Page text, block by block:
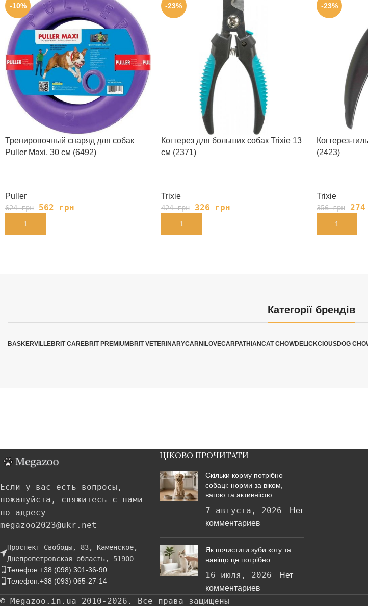
-10%
Тренировочный снаряд для собак
Puller Мaxi, 30 см (6492)
Puller
624грн 562 грн
В КОРЗИНУ
-23%
Когтерез для больших собак Trixie 13
см (2371)
Trixie
424грн 326 грн
В КОРЗИНУ
-23%
Когтерез-
(2423)
Trixie
356грн 274
В КОРЗИНУ
Категорії брендів
BASKERVILLEBRIT CAREBRIT PREMIUM BRIT VETERINARYCARNILOVECARPATHIANCAT CHOWDELICKCIOUSDOG
Если у вас есть вопросы,
пожалуйста, свяжитесь с нами
по адресу
megazoo2023@ukr.net
Проспект Свободы, 83, Каменское,
Днепропетровская область, 51900
Телефон:+38 (098) 301-36-90
Телефон:+38 (093) 065-27-14
ЦІКОВО ПРОЧИТАТИ
Скільки корму потрібно
собаці: норми за віком,
вагою та активністю
7 августа, 2026
Нет
комментариев
Як почистити зуби коту та
навіщо це потрібно
16 июля, 2026
Нет
комментариев
© Megazoo.in.ua 2010-2026. Все права защищены